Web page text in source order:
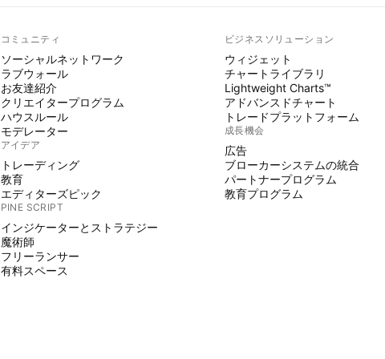
コミュニティ
ソーシャルネットワーク
ラブウォール
お友達紹介
クリエイタープログラム
ハウスルール
モデレーター
アイデア
トレーディング
教育
エディターズピック
PINE SCRIPT
インジケーターとストラテジー
魔術師
フリーランサー
有料スペース
ビジネスソリューション
ウィジェット
チャートライブラリ
Lightweight Charts™
アドバンスドチャート
トレードプラットフォーム
成長機会
広告
ブローカーシステムの統合
パートナープログラム
教育プログラム